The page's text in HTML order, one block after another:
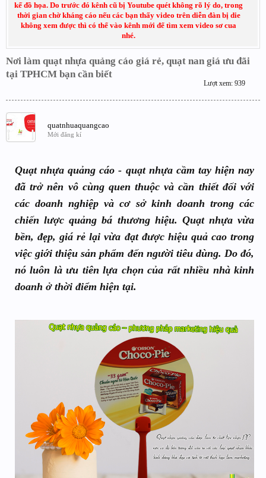
kế đồ họa. Do trước đó kênh cũ bị Youtube quét không rõ lý do, trong
thời gian chờ kháng cáo nếu các bạn thấy video trên diễn đàn bị die
không xem được thì có thể vào kênh mới để tìm xem video sơ cua
nhé.
Nơi làm quạt nhựa quảng cáo giá rẻ, quạt nan giá ưu đãi
tại TPHCM bạn cần biết
Lượt xem: 939
quatnhuaquangcao
Mới đăng kí
Quạt nhựa quảng cáo - quạt nhựa cầm tay hiện nay
đã trở nên vô cùng quen thuộc và cần thiết đối với
các doanh nghiệp và cơ sở kinh doanh trong các
chiến lược quảng bá thương hiệu. Quạt nhựa vừa
bền, đẹp, giá rẻ lại vừa đạt được hiệu quả cao trong
việc giới thiệu sản phẩm đến người tiêu dùng. Do đó,
nó luôn là ưu tiên lựa chọn của rất nhiều nhà kinh
doanh ở thời điểm hiện tại.